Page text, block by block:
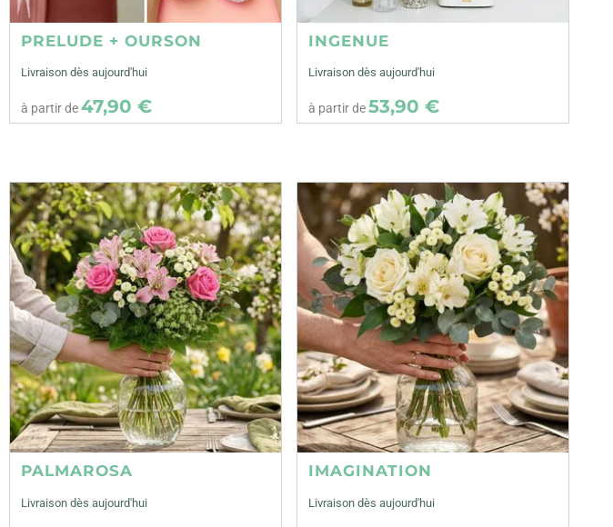
PRELUDE + OURSON
Livraison dès aujourd'hui
à partir de47,90 €
INGENUE
Livraison dès aujourd'hui
à partir de53,90 €
PALMAROSA
Livraison dès aujourd'hui
IMAGINATION
Livraison dès aujourd'hui